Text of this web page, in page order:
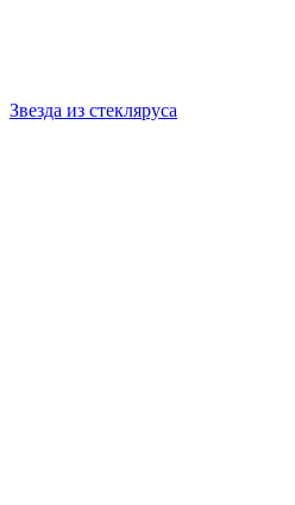
Звезда из стекляруса